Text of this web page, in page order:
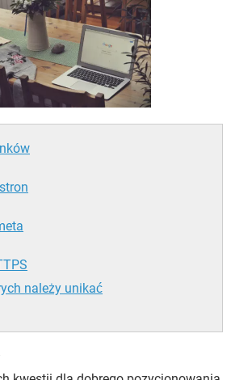
NETFLIX
FACEBOOK
należy unikać